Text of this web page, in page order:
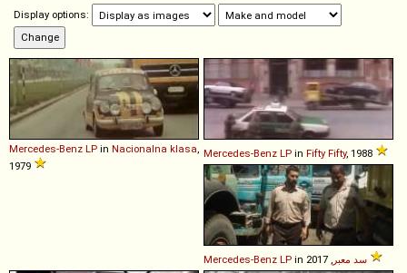
Display options:
Mercedes-Benz LP in Nacionalna klasa
1979
Mercedes-Benz LP in Fifty Fifty, 1988
Mercedes-Benz LP in سد معبر